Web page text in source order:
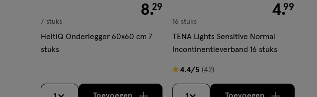
€ 8.29
8.29
7 stuks
HeltiQ Onderlegger 60x60 cm 7
stuks
€ 4.99
4.99
16 stuks
TENA Lights Sensitive Normal
Incontinentieverband 16 stuks
4.4/5 (42)
4.4
van